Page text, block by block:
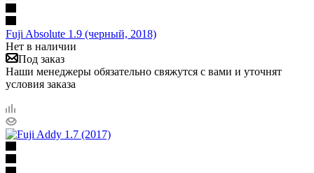
Fuji Absolute 1.9 (черный, 2018)
Нет в наличии
Под заказ
Наши менеджеры обязательно свяжутся с вами и уточнят
условия заказа